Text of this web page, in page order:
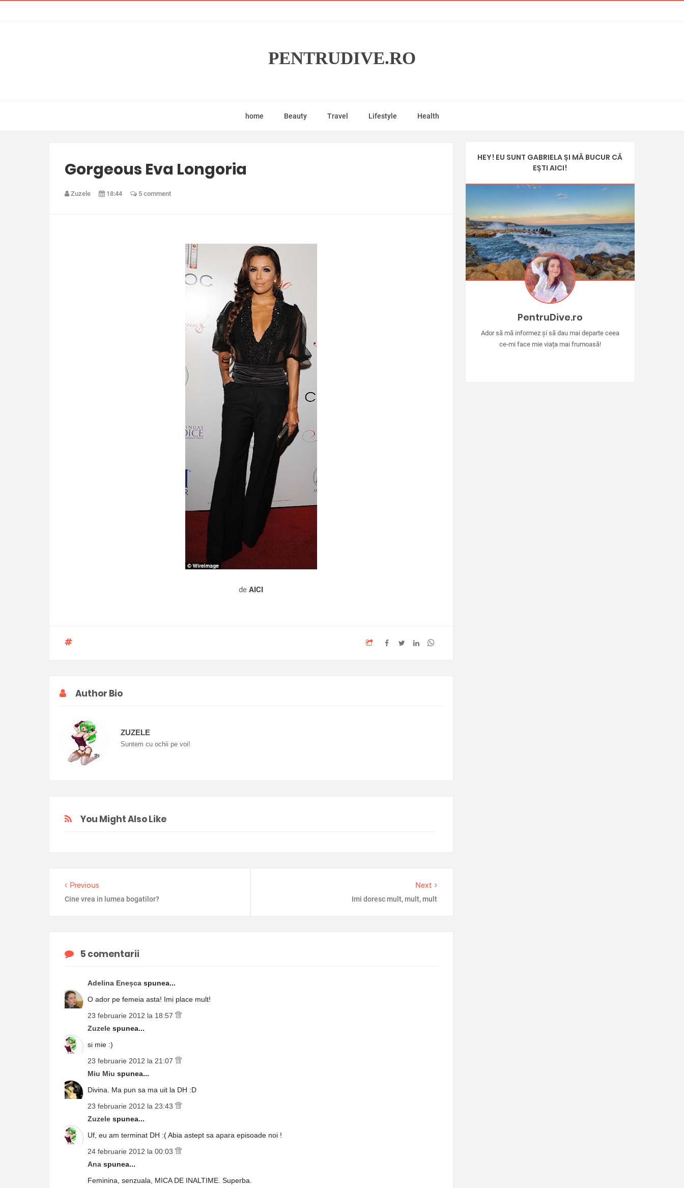
PENTRUDIVE.RO
home Beauty Travel Lifestyle Health
Gorgeous Eva Longoria
Zuzele 18:44 5 comment
deAICI
Author Bio
ZUZELE
Suntem cu ochii pe voi!
You Might Also Like
Next
Imi doresc mult, mult, mult
Previous
Cine vrea in lumea bogatilor?
5 comentarii
Adelina Eneșca spunea...
O ador pe femeia asta! Imi place mult!
23 februarie 2012 la 18:57
Zuzele spunea...
si mie :)
23 februarie 2012 la 21:07
Miu Miu spunea...
Divina. Ma pun sa ma uit la DH :D
23 februarie 2012 la 23:43
Zuzele spunea...
Uf, eu am terminat DH :( Abia astept sa apara episoade noi !
24 februarie 2012 la 00:03
Ana spunea...
Feminina, senzuala, MICA DE INALTIME. Superba.
HEY! EU SUNT GABRIELA ȘI MĂ BUCUR CĂ
EȘTI AICI!
PentruDive.ro
Ador să mă informez și să dau mai departe ceea
ce-mi face mie viața mai frumoasă!